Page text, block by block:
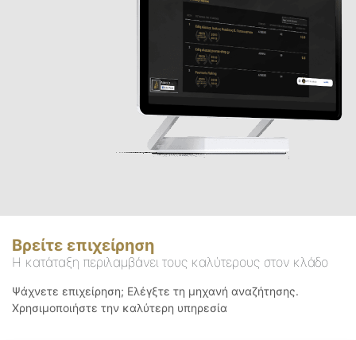
Βρείτε επιχείρηση
Η κατάταξη περιλαμβάνει τους καλύτερους στον κλάδο
Ψάχνετε επιχείρηση; Ελέγξτε τη μηχανή αναζήτησης.
Χρησιμοποιήστε την καλύτερη υπηρεσία